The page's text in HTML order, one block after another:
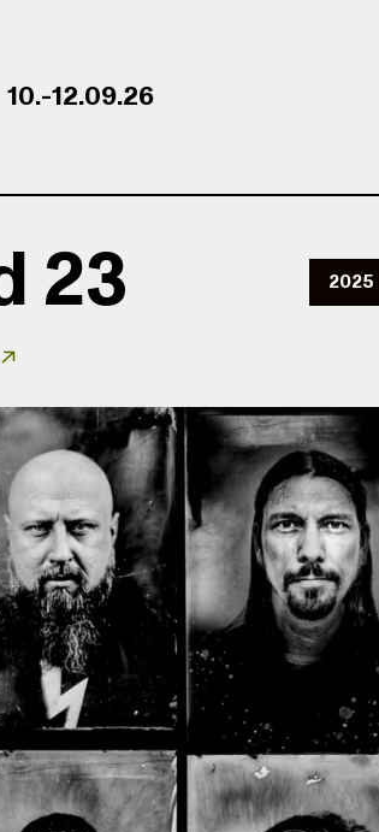
10.-12.09.26
23 2025